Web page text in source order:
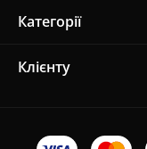
Категорії
Клієнту